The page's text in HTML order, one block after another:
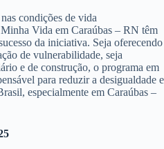
condições de vida
Vida em Caraúbas – RN têm
da iniciativa. Seja oferecendo
de vulnerabilidade, seja
e de construção, o programa em
para reduzir a desigualdade e
especialmente em Caraúbas –